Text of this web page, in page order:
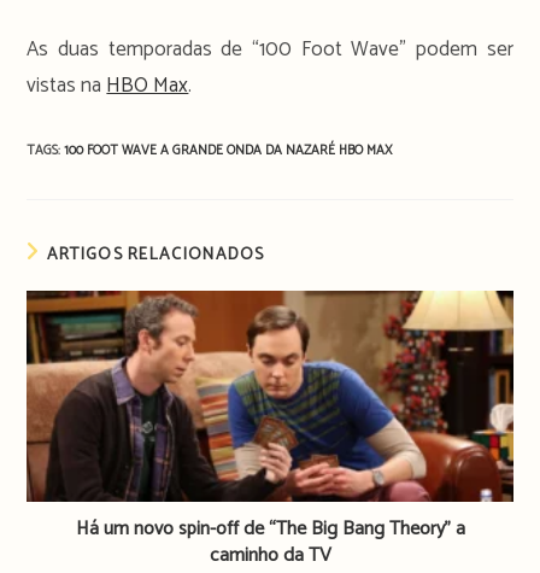
As duas temporadas de “100 Foot Wave” podem ser
vistas naHBO Max.
TAGS:100 FOOT WAVEA GRANDE ONDA DA NAZARÉ HBO MAX
ARTIGOS RELACIONADOS
Há um novo spin-off de “The Big Bang Theory” a
caminho da TV